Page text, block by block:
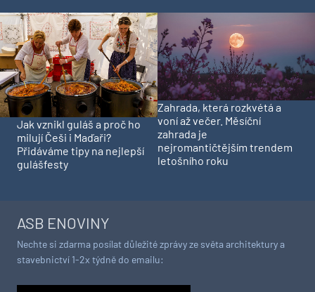
Jak vznikl guláš a proč ho
milují Češi i Maďaři?
Přidáváme tipy na nejlepší
gulášfesty
Zahrada, která rozkvétá a
voní až večer. Měsíční
zahrada je
nejromantičtějším trendem
letošního roku
ASB ENOVINY
Nechte si zdarma posílat důležité zprávy ze světa architektury a
stavebnictví 1-2x týdně do emailu: